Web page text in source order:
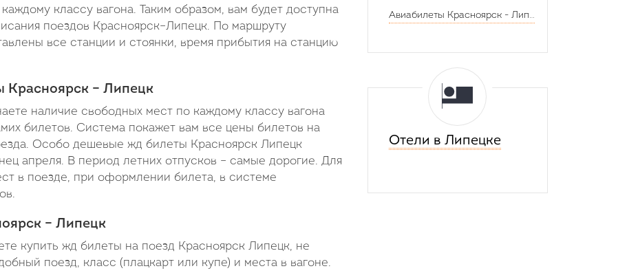
классу вагона. Таким образом, вам будет доступна
поездов Красноярск–Липецк. По маршруту
все станции и стоянки, время прибытия на станцию
Красноярск – Липецк
наличие свободных мест по каждому классу вагона
билетов. Система покажет вам все цены билетов на
Особо дешевые жд билеты Красноярск Липецк
апреля. В период летних отпусков – самые дорогие. Для
в поезде, при оформлении билета, в системе
– Липецк
купить жд билеты на поезд Красноярск Липецк, не
поезд, класс (плацкарт или купе) и места в вагоне.
Авиабилеты Красноярск- Липецк
Отели в Липецке